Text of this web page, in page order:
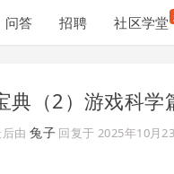
问答 招聘 社区学堂
典（2）游戏科学
后由兔子回复于2025年10月